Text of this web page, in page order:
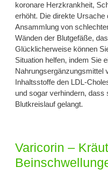
koronare Herzkrankheit,
erhöht. Die direkte Ursache
Ansammlung von
Wänden der Blutgefäße,
Glücklicherweise können
Situation helfen, indem Sie
Nahrungsergänzungsmittel
Inhaltsstoffe den LDL-
und sogar verhindern,
Blutkreislauf gelangt.
Varicorin –